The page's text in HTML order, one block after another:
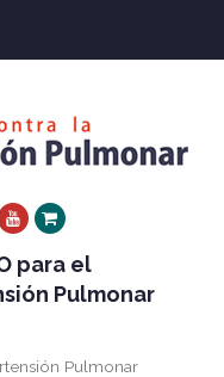
Youtube
Xing
para el
Pulmonar
Pulmonar